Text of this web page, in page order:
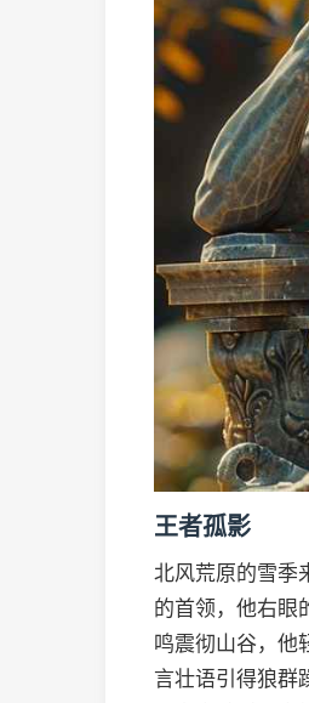
王者孤影
北风荒原的雪季
的首领，他右眼
鸣震彻山谷，他
言壮语引得狼群